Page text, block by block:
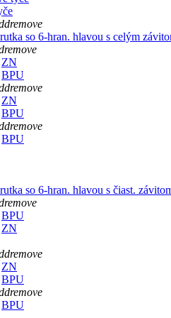
remove
so 6-hran. hlavou s celým
remove
ZN
BPU
remove
ZN
BPU
remove
BPU
so 6-hran. hlavou s čiast.
remove
BPU
ZN
remove
ZN
BPU
remove
BPU